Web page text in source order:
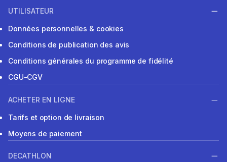
UTILISATEUR
Données personnelles & cookies
Conditions de publication des avis
Conditions générales du programme de fidélité
CGU-CGV
ACHETER EN LIGNE
Tarifs et option de livraison
Moyens de paiement
DECATHLON